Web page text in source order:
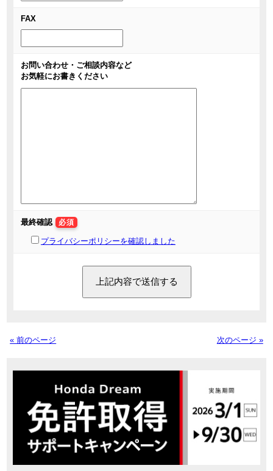
FAX
お問い合わせ・ご相談内容など
お気軽にお書きください
最終確認 必須
プライバシーポリシーを確認しました
« 前のページ 次のページ »